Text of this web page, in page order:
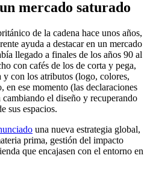
mercado saturado
de la cadena hace unos años,
ayuda a destacar en un mercado
llegado a finales de los años 90 al
con cafés de los de corta y pega,
con los atributos (logo, colores,
ese momento (las declaraciones
cambiando el diseño y recuperando
sus espacios.
una nueva estrategia global,
prima, gestión del impacto
que encajasen con el entorno en